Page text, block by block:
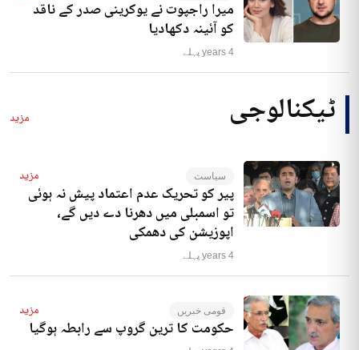
میرا راجپوت نے یوکرینی صدر کے ناقد
کو آئینہ دکھادیا
4 years پہلے
ٹیکنالوجی مزید
سیاست مزید
پیر کو تحریک عدم اعتماد پیش نہ ہوئی
تو اسمبلی میں دھرنا دے دیں گے،
اپوزیشن کی دھمکی
4 years پہلے
قومی خبریں مزید
حکومت کا ترین گروپ سے رابطہ ہوگیا